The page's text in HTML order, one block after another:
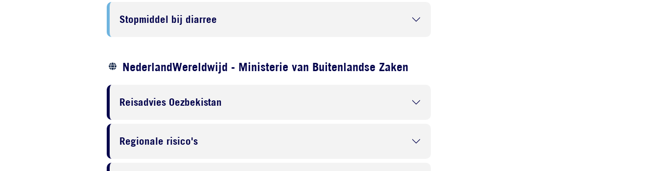
Stopmiddel bij diarree
NederlandWereldwijd - Ministerie van Buitenlandse Zaken
Reisadvies Oezbekistan
Regionale risico's